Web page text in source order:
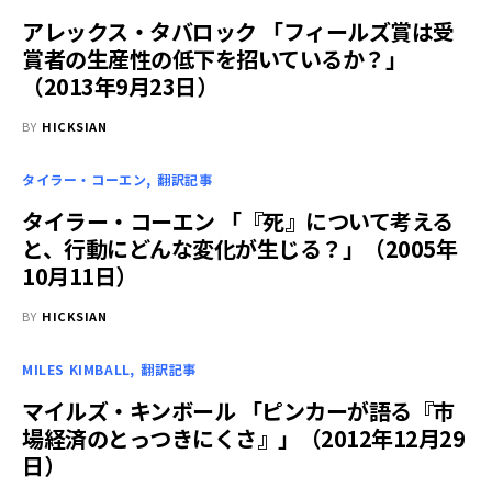
アレックス・タバロック 「フィールズ賞は受
賞者の生産性の低下を招いているか？」
（2013年9月23日）
BY HICKSIAN
タイラー・コーエン 翻訳記事
タイラー・コーエン 「『死』について考える
と、行動にどんな変化が生じる？」（2005年
10月11日）
BY HICKSIAN
MILES KIMBALL 翻訳記事
マイルズ・キンボール 「ピンカーが語る『市
場経済のとっつきにくさ』」（2012年12月29
日）